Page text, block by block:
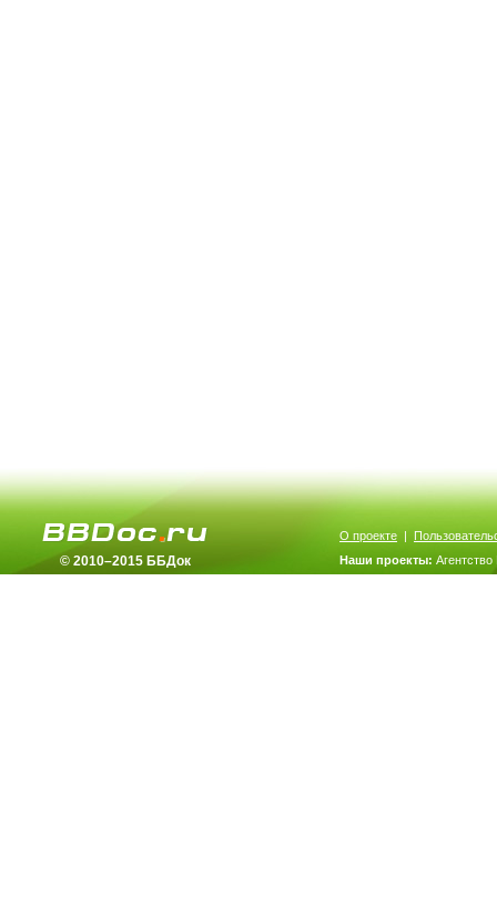
© 2010–2015 ББДок
О проекте |
Наши проекты: